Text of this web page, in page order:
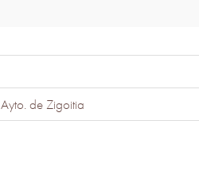
Ayto. de Zigoitia